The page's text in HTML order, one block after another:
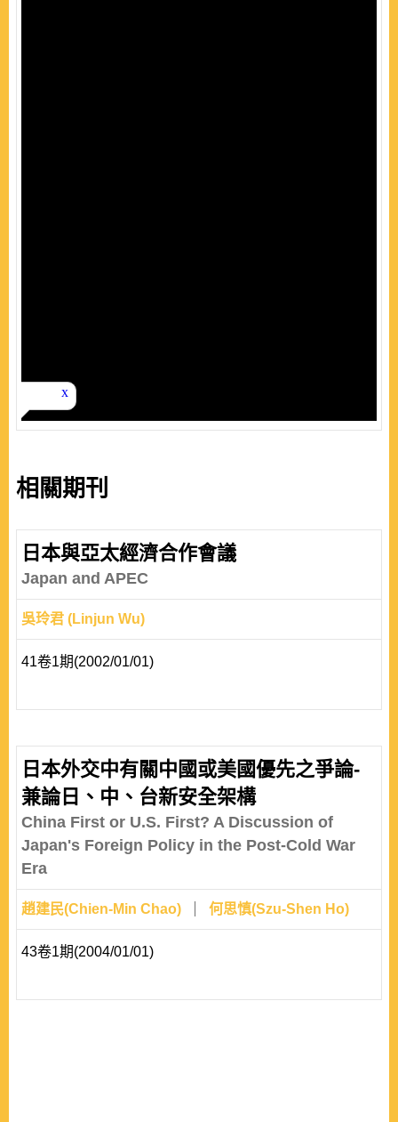
相關期刊
日本與亞太經濟合作會議
Japan and APEC
吳玲君 (Linjun Wu)
41卷1期(2002/01/01)
日本外交中有關中國或美國優先之爭論-
兼論日、中、台新安全架構
China First or U.S. First? A Discussion of
Japan's Foreign Policy in the Post-Cold War
Era
趙建民(Chien-Min Chao) 何思慎(Szu-Shen Ho)
43卷1期(2004/01/01)